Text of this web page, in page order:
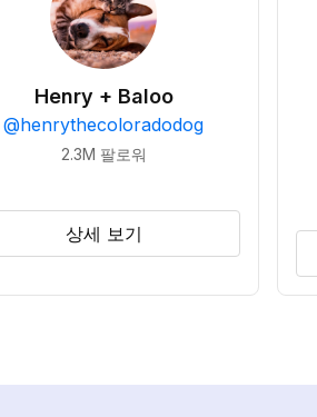
Henry + Baloo
@henrythecoloradodog
2.3M 팔로워
상세 보기